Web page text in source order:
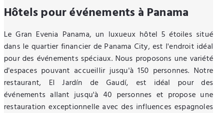
Hôtels pour événements à Panama
Le Gran Evenia Panama, un luxueux hôtel 5 étoiles situé
dans le quartier financier de Panama City, est l'endroit idéal
pour des événements spéciaux. Nous proposons une variété
d'espaces pouvant accueillir jusqu'à 150 personnes. Notre
restaurant, El Jardín de Gaudí, est idéal pour des
événements allant jusqu'à 40 personnes et propose une
restauration exceptionnelle avec des influences espagnoles